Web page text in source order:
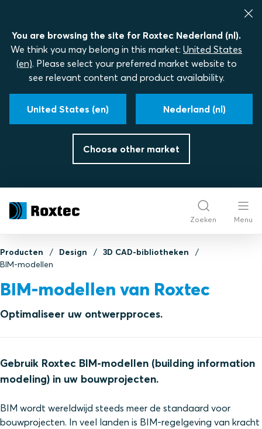
You are browsing the site for Roxtec Nederland (nl).
We think you may belong in this market: United States
(en). Please select your preferred market website to
see relevant content and product availability.
United States (en) Nederland (nl)
Choose other market
Zoeken Menu
Producten Design
3D CAD-bibliotheken
BIM-modellen
BIM-modellen van Roxtec
Optimaliseer uw ontwerpproces.
Gebruik Roxtec BIM-modellen (building information
modeling) in uw bouwprojecten.
BIM wordt wereldwijd steeds meer de standaard voor
bouwprojecten. In veel landen is BIM-regelgeving van kracht